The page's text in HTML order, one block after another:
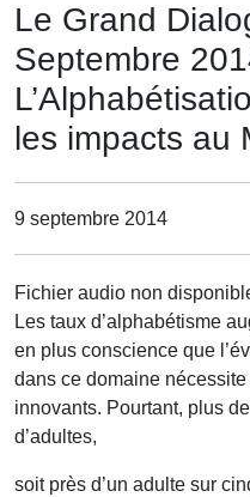
Le Grand
Septembre
les impacts au
9 septembre 2014
Fichier audio non
Les taux d’alphabétisme
en plus conscience que
dans ce domaine
innovants. Pourtant, plus
d’adultes,
soit près d’un adulte sur